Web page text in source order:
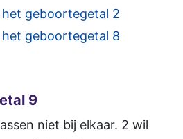
geboortegetal 2
geboortegetal 8
9
niet bij elkaar. 2 wil